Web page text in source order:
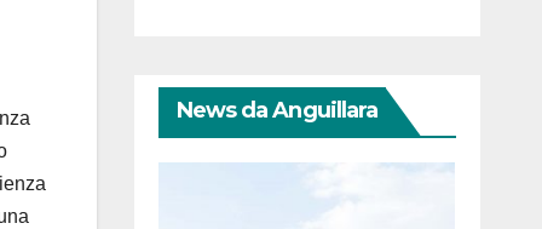
News da Anguillara